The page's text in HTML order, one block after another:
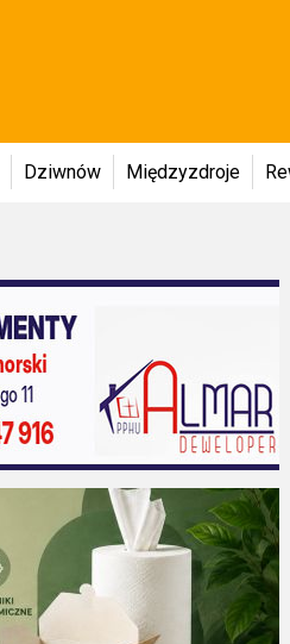
Dziwnów Międzyzdroje